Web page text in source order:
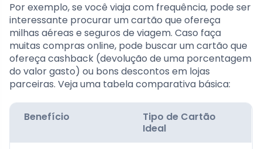
Por exemplo, se você viaja com frequência, pode ser
interessante procurar um cartão que ofereça
milhas aéreas e seguros de viagem. Caso faça
muitas compras online, pode buscar um cartão que
ofereça cashback (devolução de uma porcentagem
do valor gasto) ou bons descontos em lojas
parceiras. Veja uma tabela comparativa básica:
Benefício
Tipo de Cartão
Ideal